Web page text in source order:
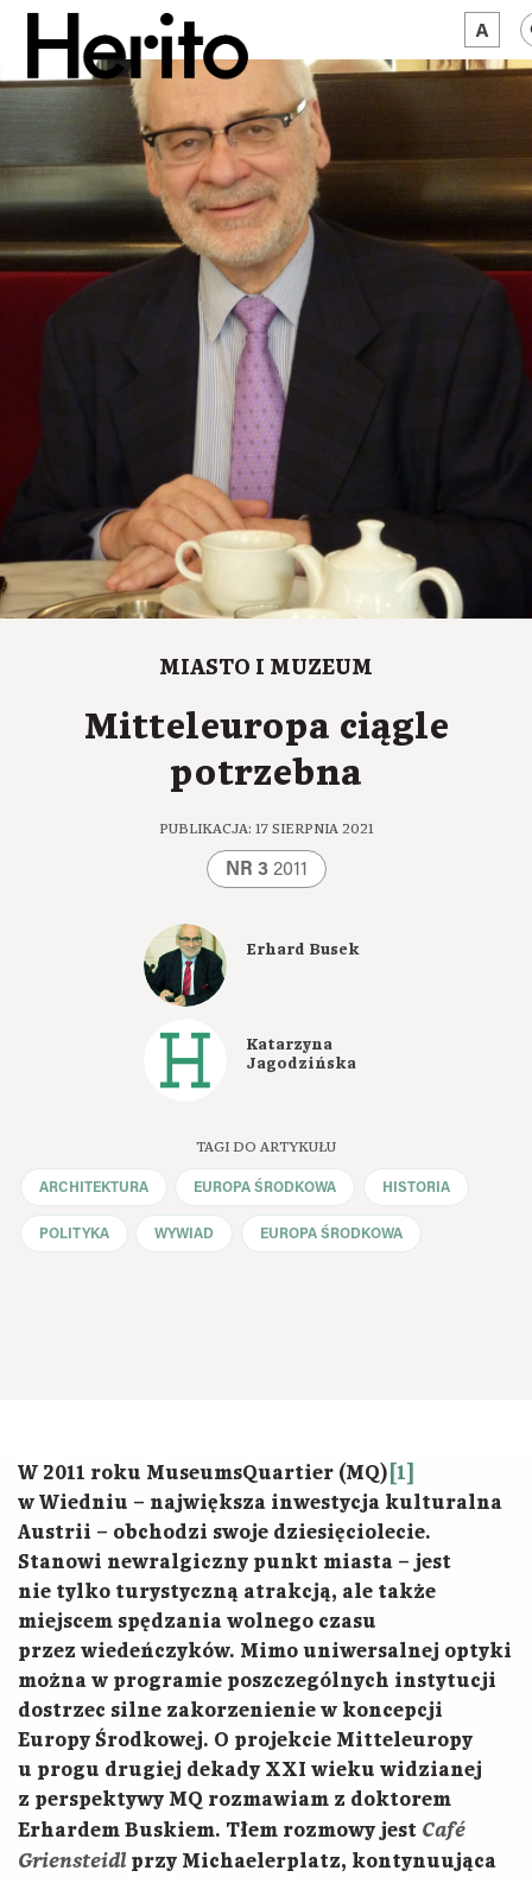
MAGAZYN
MAMY NA OKU
O NAS
JĘZYK:
MIASTO I MUZEUM
Mitteleuropa ciągle
potrzebna
PUBLIKACJA: 17 SIERPNIA 2021
NR 32011
Erhard Busek
Katarzyna
Jagodzińska
TAGI DO ARTYKUŁU
ARCHITEKTURA EUROPA ŚRODKOWA HISTORIA
POLITYKA WYWIAD EUROPA ŚRODKOWA
W 2011 roku MuseumsQuartier (MQ) [1]
w Wiedniu – największa inwestycja kulturalna
Austrii – obchodzi swoje dziesięciolecie.
Stanowi newralgiczny punkt miasta – jest
nie tylko turystyczną atrakcją, ale także
miejscem spędzania wolnego czasu
przez wiedeńczyków. Mimo uniwersalnej optyki
można w programie poszczególnych instytucji
dostrzec silne zakorzenienie w koncepcji
Europy Środkowej. O projekcie Mitteleuropy
u progu drugiej dekady XXI wieku widzianej
z perspektywy MQ rozmawiam z doktorem
Erhardem Buskiem. Tłem rozmowy jest Café
Griensteidl przy Michaelerplatz, kontynuująca